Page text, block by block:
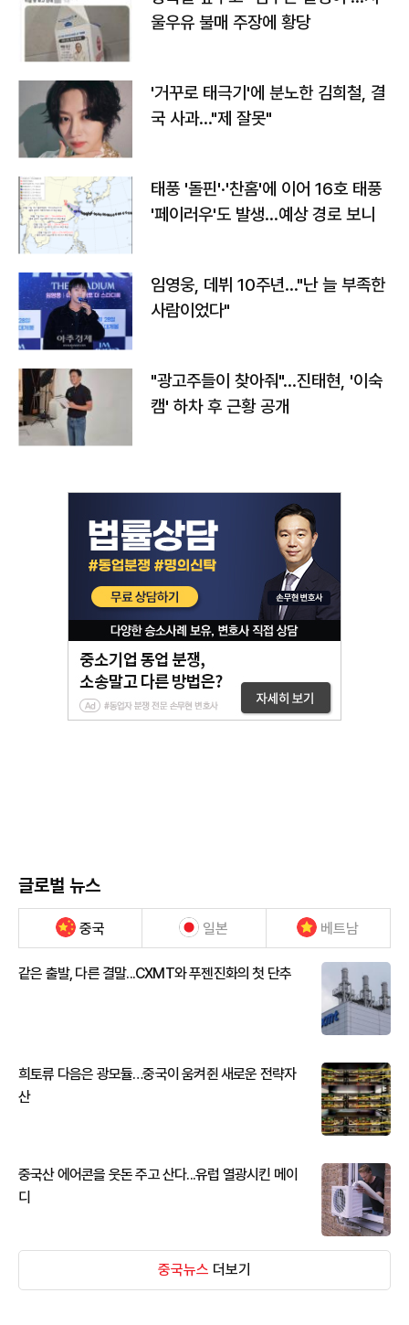
울우유 불매 주장에 황당
'거꾸로 태극기'에 분노한 김희철, 결
국 사과…"제 잘못"
태풍 '돌핀'·'찬홈'에 이어 16호 태풍
'페이러우'도 발생…예상 경로 보니
임영웅, 데뷔 10주년…"난 늘 부족한
사람이었다"
"광고주들이 찾아줘"…진태현, '이숙
캠' 하차 후 근황 공개
글로벌 뉴스
중국 일본 베트남
같은 출발, 다른 결말...CXMT와 푸젠진화의 첫 단추
희토류 다음은 광모듈…중국이 움켜쥔 새로운 전략자
산
중국산 에어콘을 웃돈 주고 산다...유럽 열광시킨 메이
디
중국뉴스 더보기